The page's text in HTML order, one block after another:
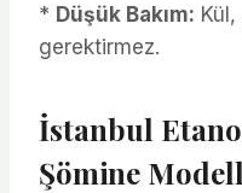
* Düşük Bakım:
gerektirmez.
İstanbul
Şömine